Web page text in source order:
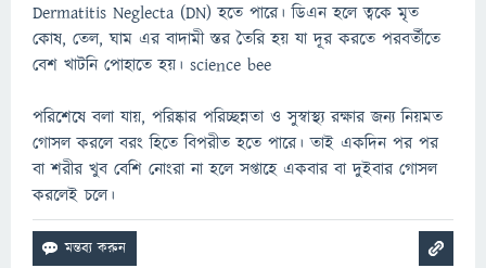
Dermatitis Neglecta (DN) হতে পারে। ডিএন হলে ত্বকে মৃত
কোষ, তেল, ঘাম এর বাদামী স্তর তৈরি হয় যা দূর করতে পরবর্তীতে
বেশ খাটনি পোহাতে হয়। science bee
পরিশেষে বলা যায়, পরিষ্কার পরিচ্ছন্নতা ও সুস্বাস্থ্য রক্ষার জন্য নিয়মত
গোসল করলে বরং হিতে বিপরীত হতে পারে। তাই একদিন পর পর
বা শরীর খুব বেশি নোংরা না হলে সপ্তাহে একবার বা দুইবার গোসল
করলেই চলে।